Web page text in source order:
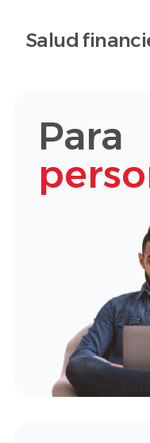
Salud
Para